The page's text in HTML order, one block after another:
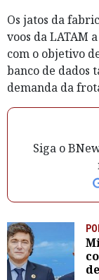
Os jatos da
voos da LATAM
com o objetivo
banco de dados
demanda da
Siga o